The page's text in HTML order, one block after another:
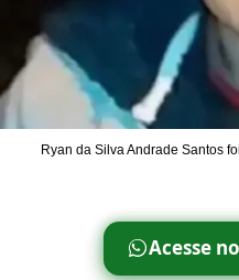
Ryan da Silva Andrade Santos
Acesse